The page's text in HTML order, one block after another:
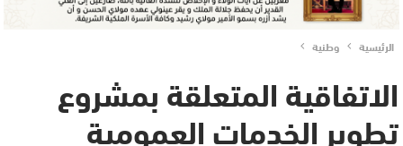
الرئيسية وطنية
الاتفاقية المتعلقة بمشروع
تطوير الخدمات العمومية